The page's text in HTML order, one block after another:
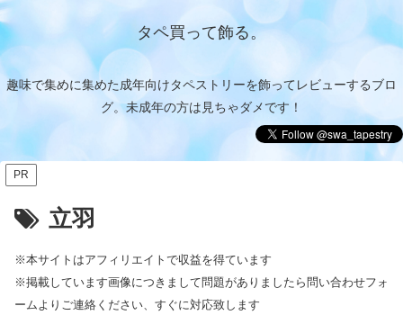
タペ買って飾る。
趣味で集めに集めた成年向けタペストリーを飾ってレビューするブロ
グ。未成年の方は見ちゃダメです！
PR
立羽
※本サイトはアフィリエイトで収益を得ています
※掲載しています画像につきまして問題がありましたら問い合わせフォ
ームよりご連絡ください、すぐに対応致します